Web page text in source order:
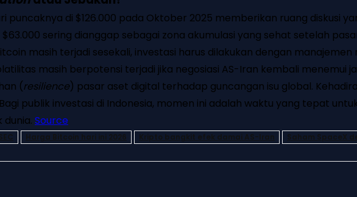
di $126.000 pada Oktober 2025 memberikan ruang diskusi
sering dianggap sebagai zona akumulasi yang sehat setelah
masih terjadi sesekali, investasi harus dilakukan dengan
masih berpotensi terjadi jika negosiasi AS-Iran kembali menemui
(resilience) pasar aset digital terhadap guncangan isu global.
publik investasi di Indonesia, momen ini adalah waktu yang tepat
Source
Harga Bitcoin hari ini 2026 Kripto bangkit efek damai AS-Iran Saham SpaceX